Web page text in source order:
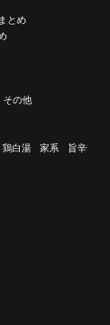
とめ
その他
鶏白湯 家系
旨辛